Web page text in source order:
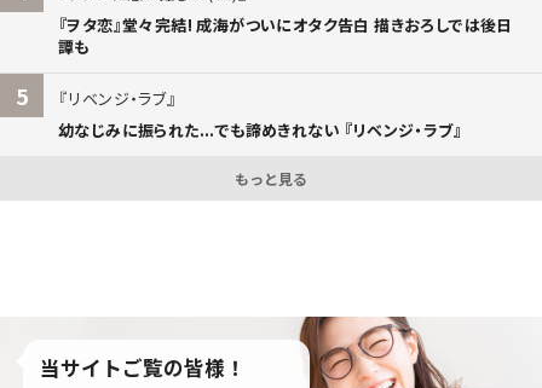
『ヲタ恋』堂々完結! 成海がついにオタク告白 描きおろしでは後日
譚も
5
リベンジ・ラブ
幼なじみに振られた...でも諦めきれない 『リベンジ・ラブ』
もっと見る
当サイトご覧の皆様！